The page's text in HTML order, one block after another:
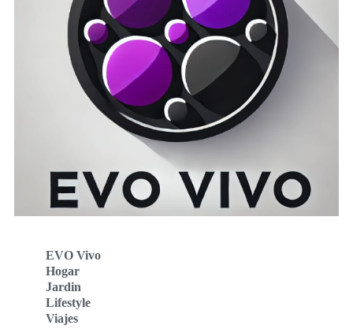
EVO Vivo
Hogar
Jardin
Lifestyle
Viajes